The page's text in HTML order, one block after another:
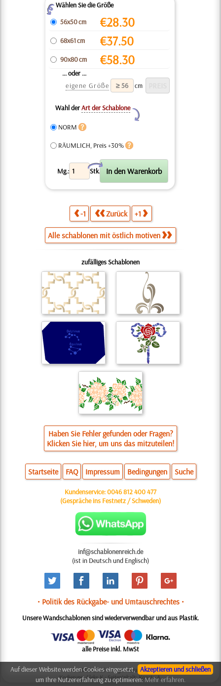
ZWählen Sie die Größe
56x50 cm
€28.30
68x61 cm €37.50
90x80 cm €58.30
... oder ...
eigene Größe
cm
Wahl derArt der Schablone
Y
NORM
RÄUMLICH, Preis +30%
Mg.: Stk.
X
-1 Zurück +1
Alle schablonen mit östlich motiven
zufälliges Schablonen
Haben Sie Fehler gefunden oder Fragen?
Klicken Sie hier, um uns das mitzuteilen!
Startseite FAQ Impressum Bedingungen Suche
Kundenservice:0046 812 400 477
(Gespräche ins Festnetz / Schweden)
inf@schablonenreich.de
(ist in Deutsch und Englisch)
• Politik des Rückgabe- und Umtauschrechtes •
Unsere Wandschablonen sind wiederverwendbar und aus Plastik.
alle Preise inkl. MwSt
© 2006-2025 Design: Natali M.
Kodierung: Aleks K.; Seiteninhalt: Konsta A.
Akzeptieren und schließen
Auf dieser Website werden Cookies eingesetzt,
um Ihre Nutzererfahrung zu optimieren: Mehr erfahren.